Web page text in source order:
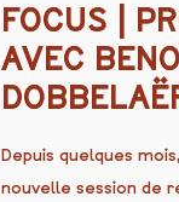
FOCUS |
AVEC
Depuis quelques
nouvelle session de